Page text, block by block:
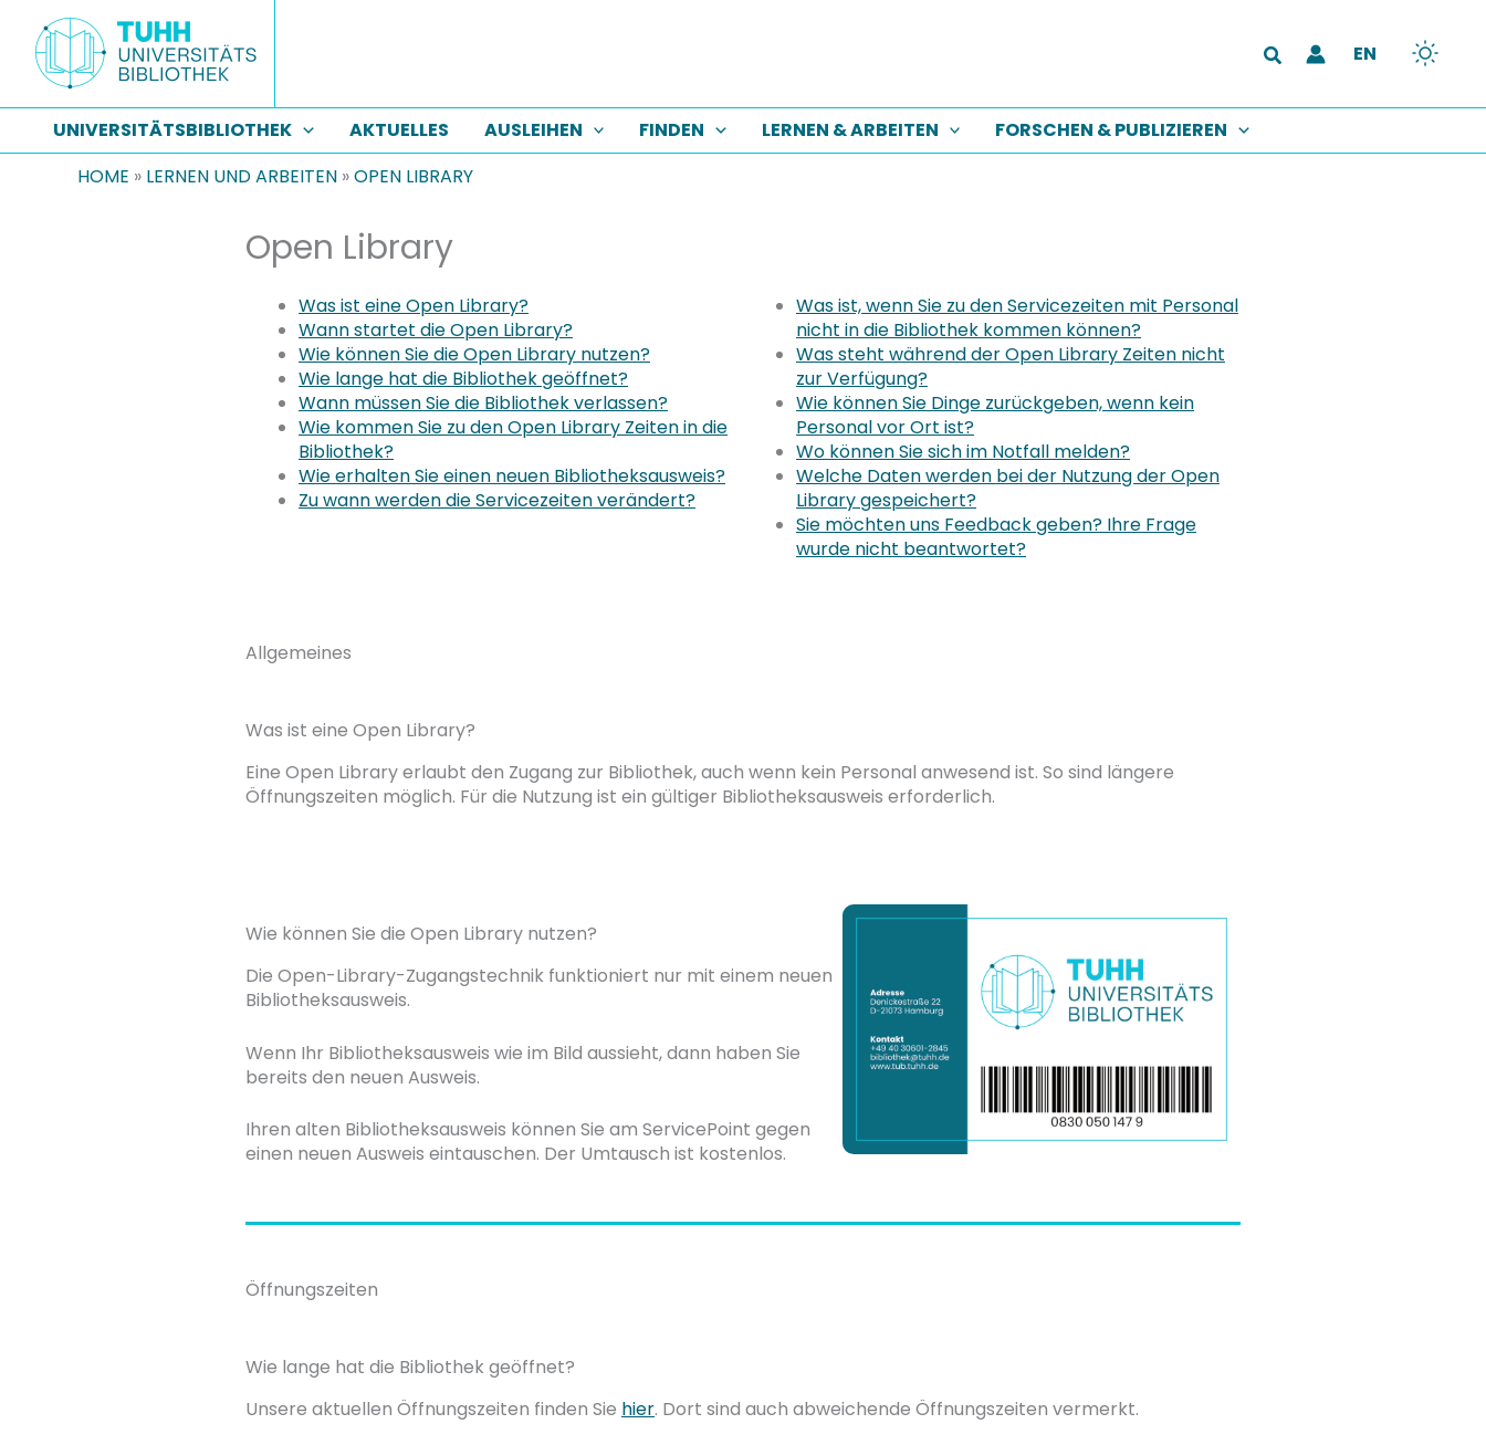
Inhalt
springen
Suchen EN
UNIVERSITÄTSBIBLIOTHEK AKTUELLES AUSLEIHEN FINDEN LERNEN & ARBEITEN
FORSCHEN & PUBLIZIEREN
HOME » LERNEN UND ARBEITEN »OPEN LIBRARY
Open Library
Was ist eine Open Library?
Wann startet die Open Library?
Wie können Sie die Open Library nutzen?
Wie lange hat die Bibliothek geöffnet?
Wann müssen Sie die Bibliothek verlassen?
Wie kommen Sie zu den Open Library Zeiten in die
Bibliothek?
Wie erhalten Sie einen neuen Bibliotheksausweis?
Zu wann werden die Servicezeiten verändert?
Was ist, wenn Sie zu den Servicezeiten mit Personal
nicht in die Bibliothek kommen können?
Was steht während der Open Library Zeiten nicht
zur Verfügung?
Wie können Sie Dinge zurückgeben, wenn kein
Personal vor Ort ist?
Wo können Sie sich im Notfall melden?
Welche Daten werden bei der Nutzung der Open
Library gespeichert?
Sie möchten uns Feedback geben? Ihre Frage
wurde nicht beantwortet?
Allgemeines
Was ist eine Open Library?
Eine Open Library erlaubt den Zugang zur Bibliothek, auch wenn kein Personal anwesend ist. So sind längere
Öffnungszeiten möglich. Für die Nutzung ist ein gültiger Bibliotheksausweis erforderlich.
Wie können Sie die Open Library nutzen?
Die Open-Library-Zugangstechnik funktioniert nur mit einem neuen
Bibliotheksausweis.
Wenn Ihr Bibliotheksausweis wie im Bild aussieht, dann haben Sie
bereits den neuen Ausweis.
Ihren alten Bibliotheksausweis können Sie am ServicePoint gegen
einen neuen Ausweis eintauschen. Der Umtausch ist kostenlos.
Öffnungszeiten
Wie lange hat die Bibliothek geöffnet?
Unsere aktuellen Öffnungszeiten finden Sie hier. Dort sind auch abweichende Öffnungszeiten vermerkt.